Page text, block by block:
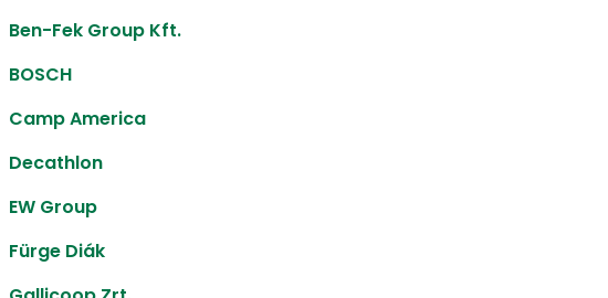
Ben-Fek Group Kft.
BOSCH
Camp America
Decathlon
EW Group
Fürge Diák